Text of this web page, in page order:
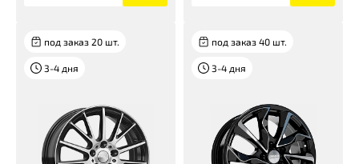
под заказ 20 шт.
3-4 дня
под заказ 40 шт.
3-4 дня